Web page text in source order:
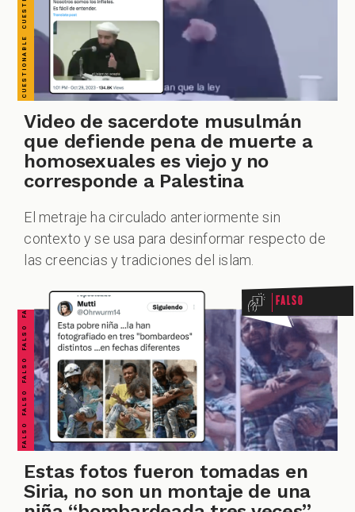
Video de sacerdote musulmán
que defiende pena de muerte a
homosexuales es viejo y no
corresponde a Palestina
El metraje ha circulado anteriormente sin
contexto y se usa para desinformar respecto de
las creencias y tradiciones del islam.
FALSO FALSO FALSO FALSO FALSO FALSO FALSO Falso
Estas fotos fueron tomadas en
Siria, no son un montaje de una